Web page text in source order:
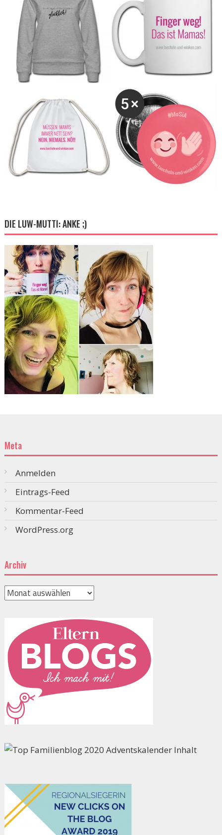
DIE LUW-MUTTI: ANKE ;)
Meta
Anmelden
Eintrags-Feed
Kommentar-Feed
WordPress.org
Archiv
Archiv